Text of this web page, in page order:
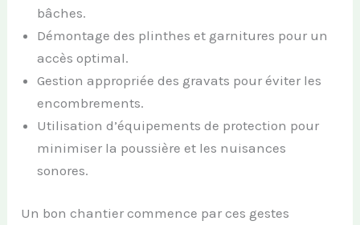
bâches.
Démontage des plinthes et garnitures pour un
accès optimal.
Gestion appropriée des gravats pour éviter les
encombrements.
Utilisation d’équipements de protection pour
minimiser la poussière et les nuisances
sonores.
Un bon chantier commence par ces gestes